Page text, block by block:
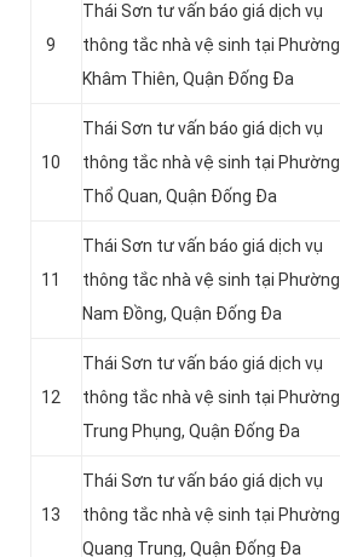
9
Thái Sơn tư vấn báo giá dịch vụ
thông tắc nhà vệ sinh tại Phường
Khâm Thiên, Quận Đống Đa
10
Thái Sơn tư vấn báo giá dịch vụ
thông tắc nhà vệ sinh tại Phường
Thổ Quan, Quận Đống Đa
11
Thái Sơn tư vấn báo giá dịch vụ
thông tắc nhà vệ sinh tại Phường
Nam Đồng, Quận Đống Đa
12
Thái Sơn tư vấn báo giá dịch vụ
thông tắc nhà vệ sinh tại Phường
Trung Phụng, Quận Đống Đa
13
Thái Sơn tư vấn báo giá dịch vụ
thông tắc nhà vệ sinh tại Phường
Quang Trung, Quận Đống Đa